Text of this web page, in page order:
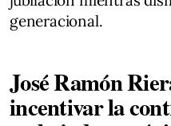
generacional.
José Ramón
incentivar la